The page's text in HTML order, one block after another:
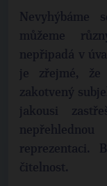
Nevyhýbáme
můžeme
nepřipadá v
je zřejmé, že
zakotvený
jakousi
reprezentaci.
čitelnost.